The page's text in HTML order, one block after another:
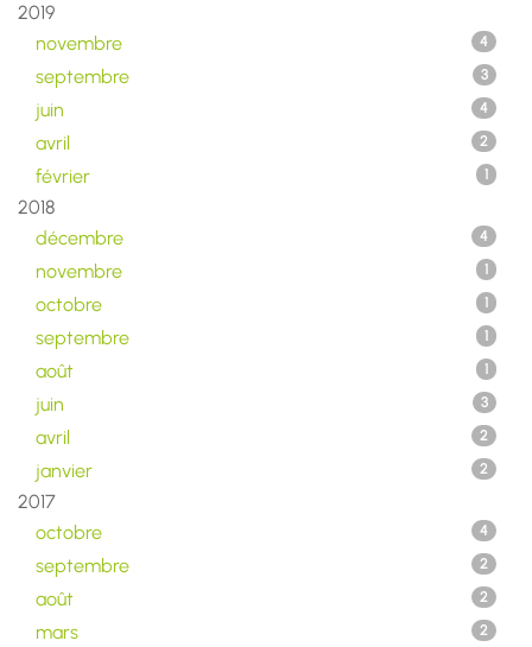
2019
novembre
4
septembre 3
juin 4
avril 2
février 1
2018
décembre
4
novembre 1
octobre 1
septembre 1
août 1
juin 3
avril 2
janvier 2
2017
octobre
4
septembre 2
août 2
mars 2